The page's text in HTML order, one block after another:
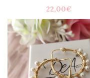
22,00€